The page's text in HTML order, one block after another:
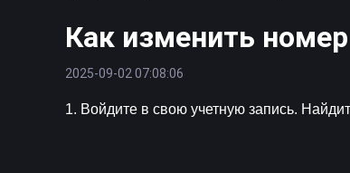
Как изменить
2025-09-02 07:08:06
1. Войдите в свою учетную запись.